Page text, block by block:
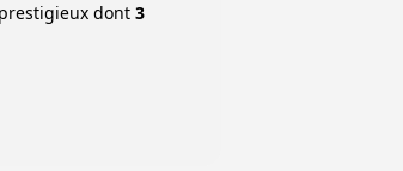
dont 3